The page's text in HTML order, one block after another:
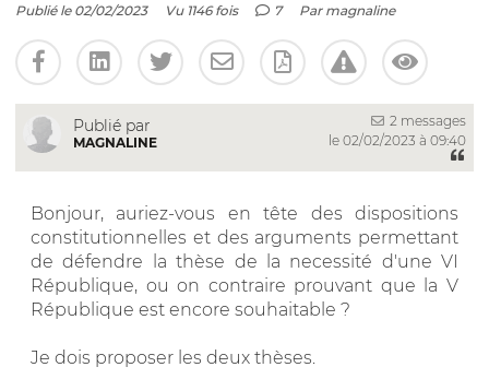
Publié le 02/02/2023 Vu 1146 fois 7 Par magnaline
Publié par
MAGNALINE
2 messages
le 02/02/2023 à 09:40
Bonjour, auriez-vous en tête des dispositions
constitutionnelles et des arguments permettant
de défendre la thèse de la necessité d'une VI
République, ou on contraire prouvant que la V
République est encore souhaitable ?
Je dois proposer les deux thèses.